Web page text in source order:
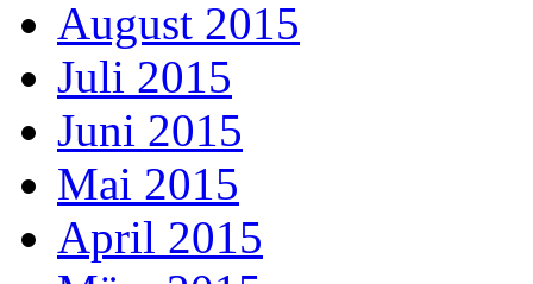
August 2015
Juli 2015
Juni 2015
Mai 2015
April 2015